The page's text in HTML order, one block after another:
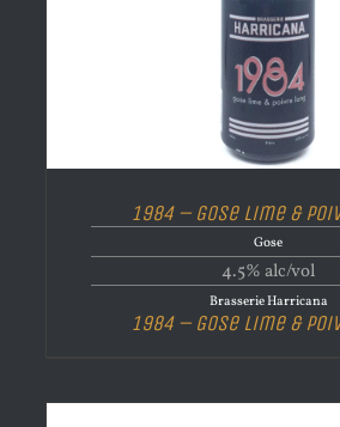
1984 – Gose Lime &
Gose
4.5% alc/vol
Brasserie Harricana
1984 – Gose Lime &